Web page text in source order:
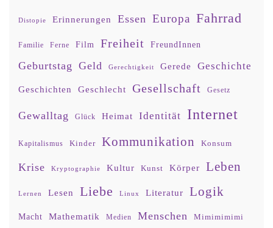
Distopie Erinnerungen Essen Europa Fahrrad
Familie Ferne Film Freiheit FreundInnen
Geburtstag Geld Gerechtigkeit Gerede Geschichte
Geschichten Geschlecht Gesellschaft Gesetz
Gewalltag Glück Heimat Identität Internet
Kapitalismus Kinder Kommunikation Konsum
Krise Kryptographie Kultur Kunst Körper Leben
Lernen Lesen Liebe Linux Literatur Logik
Macht Mathematik Medien Menschen Mimimimimi